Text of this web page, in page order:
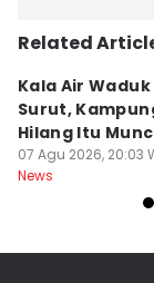
Related
Kala Air
Surut,
Hilang Itu
Kembali
07 Agu 2026, 20:03
News